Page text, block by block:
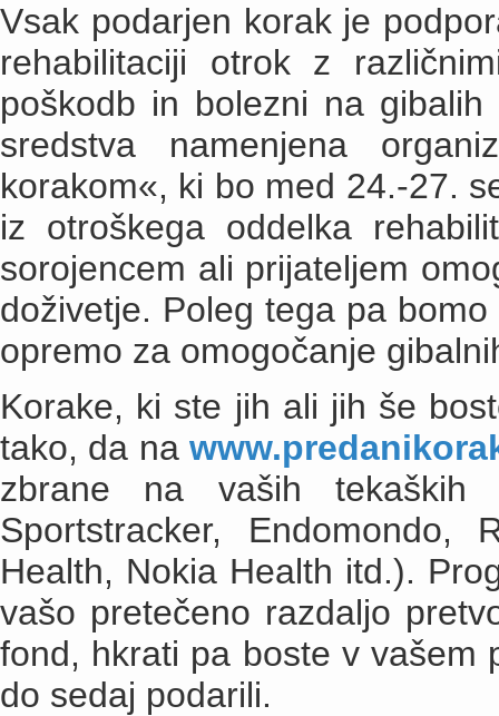
Vsak podarjen korak je
rehabilitaciji otrok z
poškodb in bolezni na
sredstva namenjena
korakom«, ki bo med 24.-27.
iz otroškega oddelka
sorojencem ali prijateljem
doživetje. Poleg tega pa
opremo za omogočanje
Korake, ki ste jih ali jih še
tako, da na
zbrane na vaših tekaških
Sportstracker, Endomondo,
Health, Nokia Health itd.).
vašo pretečeno razdaljo
fond, hkrati pa boste v vašem
do sedaj podarili.